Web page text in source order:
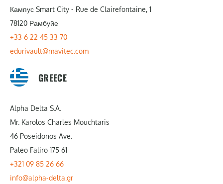
Кампус Smart City - Rue de Clairefontaine, 1
78120 Рамбуйе
+33 6 22 45 33 70
edurivault@mavitec.com
GREECE
Alpha Delta S.A.
Mr. Karolos Charles Mouchtaris
46 Poseidonos Ave.
Paleo Faliro 175 61
+321 09 85 26 66
info@alpha-delta.gr